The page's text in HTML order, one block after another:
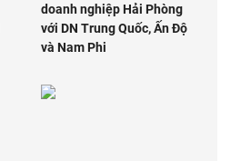
doanh nghiệp Hải Phòng
với DN Trung Quốc, Ấn Độ
và Nam Phi